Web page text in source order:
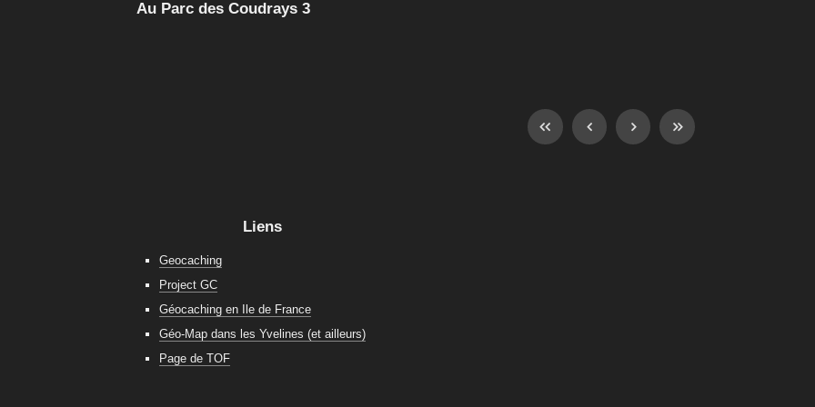
Au Parc des Coudrays 3
Liens
Geocaching
Project GC
Géocaching en Ile de France
Géo-Map dans les Yvelines (et ailleurs)
Page de TOF